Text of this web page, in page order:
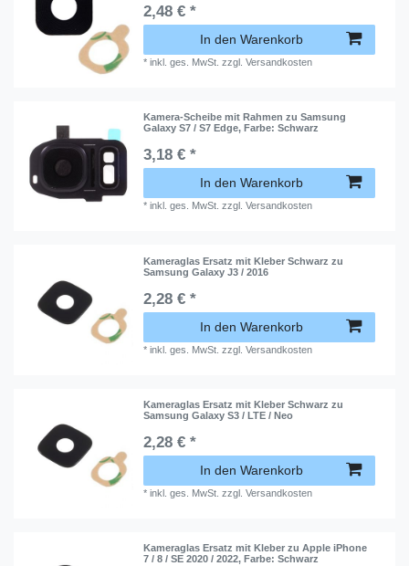
2,48 € *
In den Warenkorb
*inkl. ges. MwSt. zzgl.Versandkosten
Kamera-Scheibe mit Rahmen zu Samsung
Galaxy S7 / S7 Edge, Farbe: Schwarz
3,18 € *
In den Warenkorb
*inkl. ges. MwSt. zzgl.Versandkosten
Kameraglas Ersatz mit Kleber Schwarz zu
Samsung Galaxy J3 / 2016
2,28 € *
In den Warenkorb
*inkl. ges. MwSt. zzgl.Versandkosten
Kameraglas Ersatz mit Kleber Schwarz zu
Samsung Galaxy S3 / LTE / Neo
2,28 € *
In den Warenkorb
*inkl. ges. MwSt. zzgl.Versandkosten
Kameraglas Ersatz mit Kleber zu Apple iPhone
7 / 8 / SE 2020 / 2022, Farbe: Schwarz